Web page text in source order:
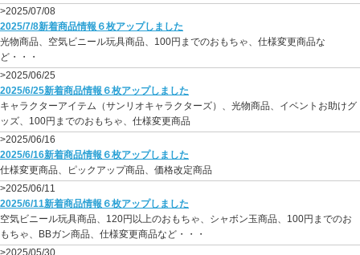
>2025/07/08
2025/7/8新着商品情報６枚アップしました
光物商品、空気ビニール玩具商品、100円までのおもちゃ、仕様変更商品な
ど・・・
>2025/06/25
2025/6/25新着商品情報６枚アップしました
キャラクターアイテム（サンリオキャラクターズ）、光物商品、イベントお助けグ
ッズ、100円までのおもちゃ、仕様変更商品
>2025/06/16
2025/6/16新着商品情報６枚アップしました
仕様変更商品、ピックアップ商品、価格改定商品
>2025/06/11
2025/6/11新着商品情報６枚アップしました
空気ビニール玩具商品、120円以上のおもちゃ、シャボン玉商品、100円までのお
もちゃ、BBガン商品、仕様変更商品など・・・
>2025/05/30